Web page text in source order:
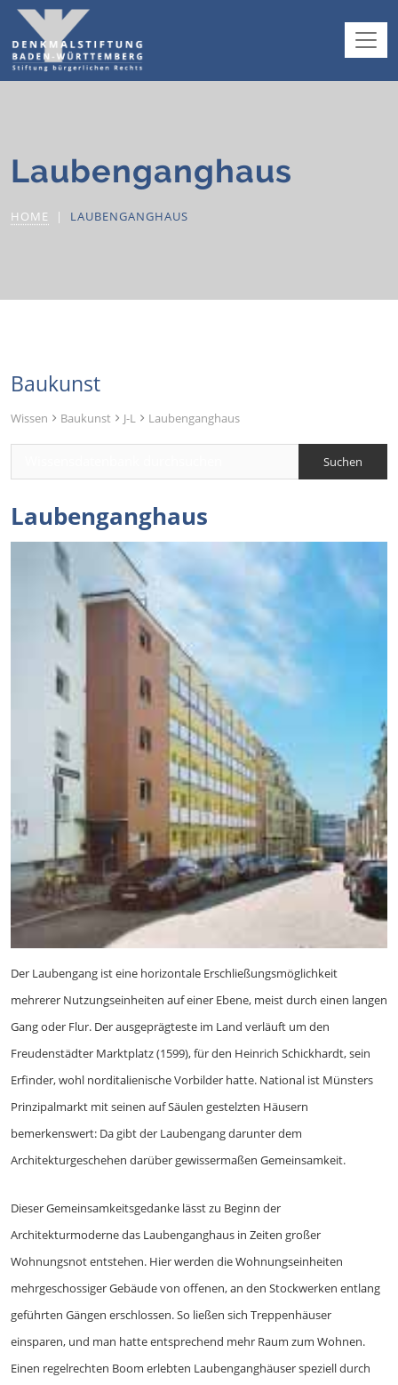
Laubenganghaus
HOME LAUBENGANGHAUS
Baukunst
Wissen Baukunst J-L Laubenganghaus
Laubenganghaus
Der Laubengang ist eine horizontale Erschließungsmöglichkeit
mehrerer Nutzungseinheiten auf einer Ebene, meist durch einen langen
Gang oder Flur. Der ausgeprägteste im Land verläuft um den
Freudenstädter Marktplatz (1599), für den Heinrich Schickhardt, sein
Erfinder, wohl norditalienische Vorbilder hatte. National ist Münsters
Prinzipalmarkt mit seinen auf Säulen gestelzten Häusern
bemerkenswert: Da gibt der Laubengang darunter dem
Architekturgeschehen darüber gewissermaßen Gemeinsamkeit.
Dieser Gemeinsamkeitsgedanke lässt zu Beginn der
Architekturmoderne das Laubenganghaus in Zeiten großer
Wohnungsnot entstehen. Hier werden die Wohnungseinheiten
mehrgeschossiger Gebäude von offenen, an den Stockwerken entlang
geführten Gängen erschlossen. So ließen sich Treppenhäuser
einsparen, und man hatte entsprechend mehr Raum zum Wohnen.
Einen regelrechten Boom erlebten Laubenganghäuser speziell durch